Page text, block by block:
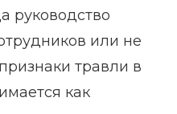
руководство
или не
травли в
как